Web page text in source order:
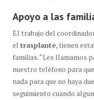
Apoyo a las
El trabajo del
el trasplante, tienen
familias. “Les llamamos
nuestro teléfono para
nada para que no haya
seguimiento cuando